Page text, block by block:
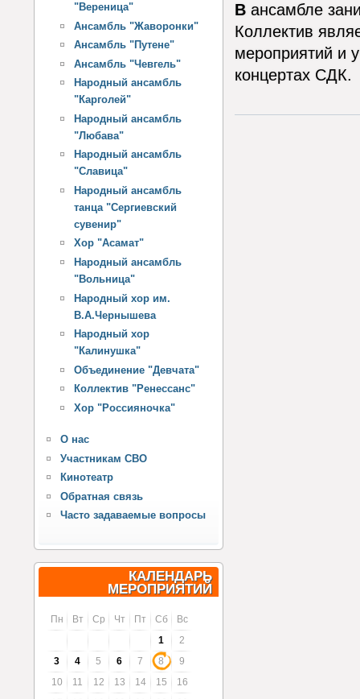
"Вереница"
Ансамбль "Жаворонки"
Ансамбль "Путене"
Ансамбль "Чевгель"
Народный ансамбль
"Карголей"
Народный ансамбль
"Любава"
Народный ансамбль
"Славица"
Народный ансамбль
танца "Сергиевский
сувенир"
Хор "Асамат"
Народный ансамбль
"Вольница"
Народный хор им.
В.А.Чернышева
Народный хор
"Калинушка"
Объединение "Девчата"
Коллектив "Ренессанс"
Хор "Россияночка"
О нас
Участникам СВО
Кинотеатр
Обратная связь
Часто задаваемые вопросы
КАЛЕНДАРЬ
МЕРОПРИЯТИЙ
Пн Вт Ср Чт Пт Сб
Вс
1
2
3
4 5 6 7 8
9
10
11 12 13 14 15
16
Вансамбле
Коллектив
мероприятий и
концертах СДК.